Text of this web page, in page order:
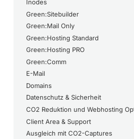
Inodes
Green:Sitebuilder
Green:Mail Only
Green:Hosting Standard
Green:Hosting PRO
Green:Comm
E-Mail
Domains
Datenschutz & Sicherheit
CO2 Reduktion und Webhosting
Client Area & Support
Ausgleich mit CO2-Captures